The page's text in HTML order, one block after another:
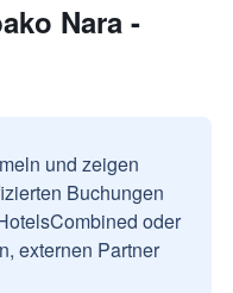
Nara -
und zeigen
Buchungen
oder
externen Partner